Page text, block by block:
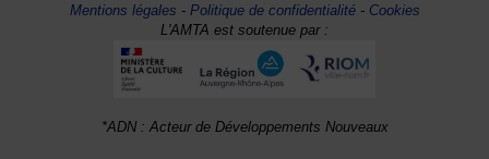
Mentions légales -Politique de confidentialité- Cookies
L'AMTA est soutenue par :
*ADN : Acteur de Développements Nouveaux